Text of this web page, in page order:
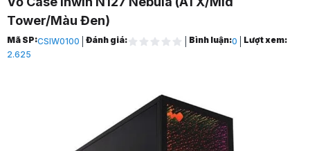
Tower/Màu Đen)
Trang chủ
1
Vỏ Case Inwin N127 Nebula (ATX/Mid Tower/Màu Đen)
Hình ảnh và video sản phẩm
Mã SP:CSIW0100 Đánh giá: Bình luận:0
Lượt xem:
2.625